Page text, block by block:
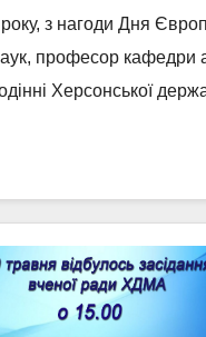
з нагоди Дня
професор кафедри
Херсонської